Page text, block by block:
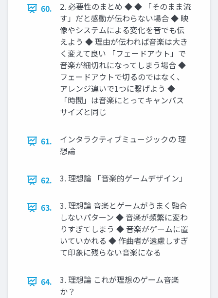
60.
2. 必要性のまとめ ◆ ◆ 「そのまま流
す」だと感動が伝わらない場合 ◆ 映
像やシステムによる変化を音でも伝
えよう ◆ 理由が伝われば音楽は大き
く変えて良い 「フェードアウト」で
音楽が細切れになってしまう場合 ◆
フェードアウトで切るのではなく、
アレンジ違いで1つに繋げよう ◆
「時間」は音楽にとってキャンバス
サイズと同じ
61.
インタラクティブミュージックの 理
想論
62. 3. 理想論 「音楽的ゲームデザイン」
63.
3. 理想論 音楽とゲームがうまく融合
しないパターン ◆ 音楽が頻繁に変わ
りすぎてしまう ◆ 音楽がゲームに置
いていかれる ◆ 作曲者が遠慮しすぎ
て印象に残らない音楽になる
64.
3. 理想論 これが理想のゲーム音楽
か？